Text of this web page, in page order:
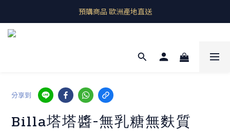
即期良品上架  最新優惠快帶回家
預購商品 歐洲產地直送
分享到
Billa塔塔醬-無乳糖無麩質